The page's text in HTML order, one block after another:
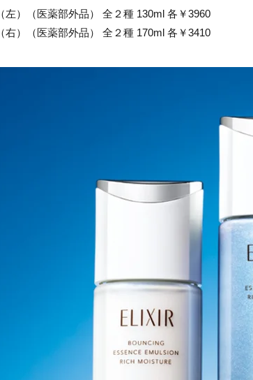
（左）（医薬部外品） 全２種 130ml 各￥3960
（右）（医薬部外品） 全２種 170ml 各￥3410